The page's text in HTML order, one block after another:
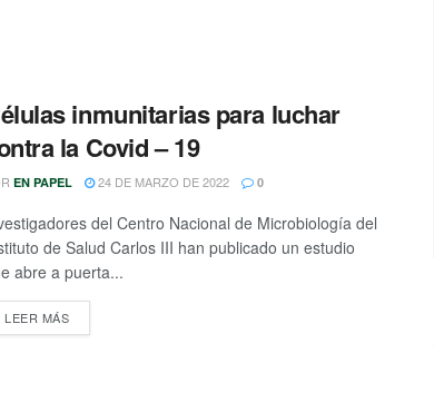
inmunitarias para luchar
la Covid – 19
EN PAPEL 24 DE MARZO DE 2022 0
del Centro Nacional de Microbiología del
de Salud Carlos III han publicado un estudio
abre a puerta...
LEER MÁSDETAILS